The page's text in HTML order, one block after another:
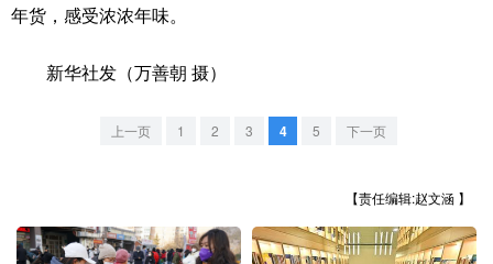
辽宁 吉林 上海 江苏
年货，感受浓浓年味。
新华社发（万善朝 摄）
上一页 1 2 3 4 5 下一页
【责任编辑:赵文涵 】